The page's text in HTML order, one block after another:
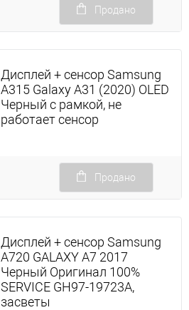
Продано
Дисплей + сенсор Samsung
A315 Galaxy A31 (2020) OLED
Черный с рамкой, не
работает сенсор
Продано
Дисплей + сенсор Samsung
A720 GALAXY A7 2017
Черный Оригинал 100%
SERVICE GH97-19723A,
засветы